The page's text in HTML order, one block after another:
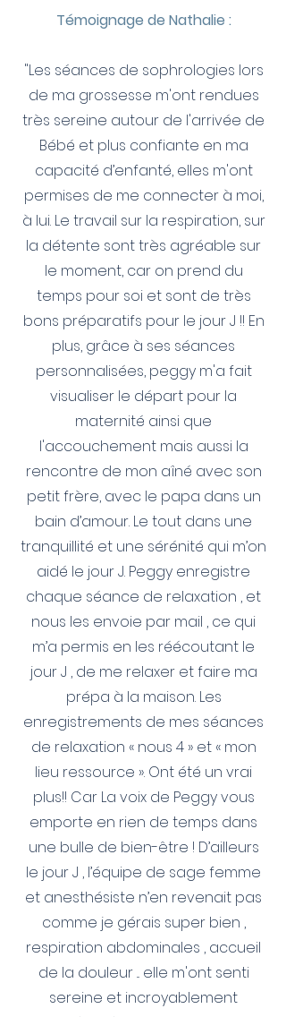
Témoignage de Nathalie :
"Les séances de sophrologies lors
de ma grossesse m'ont rendues
très sereine autour de l'arrivée de
Bébé et plus confiante en ma
capacité d’enfanté, elles m'ont
permises de me connecter à moi,
à lui. Le travail sur la respiration, sur
la détente sont très agréable sur
le moment, car on prend du
temps pour soi et sont de très
bons préparatifs pour le jour J !! En
plus, grâce à ses séances
personnalisées, peggy m'a fait
visualiser le départ pour la
maternité ainsi que
l'accouchement mais aussi la
rencontre de mon aîné avec son
petit frère, avec le papa dans un
bain d’amour. Le tout dans une
tranquillité et une sérénité qui m’on
aidé le jour J. Peggy enregistre
chaque séance de relaxation , et
nous les envoie par mail , ce qui
m’a permis en les réécoutant le
jour J , de me relaxer et faire ma
prépa à la maison. Les
enregistrements de mes séances
de relaxation « nous 4 » et « mon
lieu ressource ». Ont été un vrai
plus!! Car La voix de Peggy vous
emporte en rien de temps dans
une bulle de bien-être ! D’ailleurs
le jour J , l’équipe de sage femme
et anesthésiste n’en revenait pas
comme je gérais super bien ,
respiration abdominales , accueil
de la douleur ... elle m'ont senti
sereine et incroyablement